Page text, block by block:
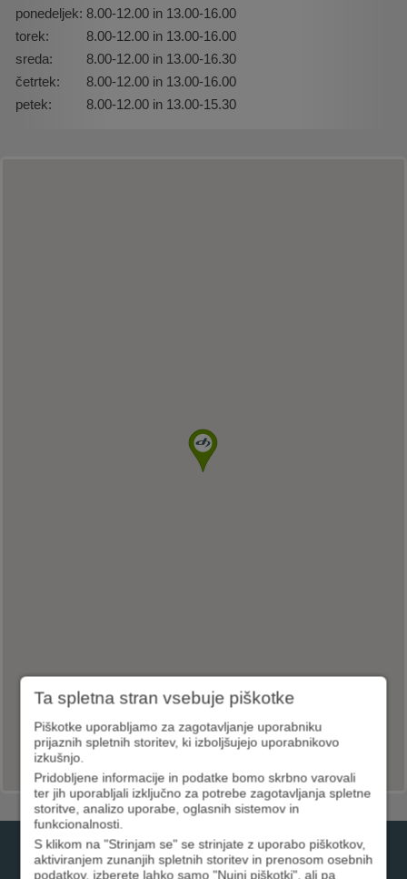
ponedeljek: 8.00-12.00 in 13.00-16.00
torek:
8.00-12.00 in 13.00-16.00
sreda:
8.00-12.00 in 13.00-16.30
četrtek:
8.00-12.00 in 13.00-16.00
petek:
8.00-12.00 in 13.00-15.30
01 3000 200
Ta spletna stran vsebuje piškotke
Piškotke uporabljamo za zagotavljanje uporabniku
prijaznih spletnih storitev, ki izboljšujejo uporabnikovo
izkušnjo.
Pridobljene informacije in podatke bomo skrbno varovali
ter jih uporabljali izključno za potrebe zagotavljanja spletne
storitve, analizo uporabe, oglasnih sistemov in
funkcionalnosti.
S klikom na "Strinjam se" se strinjate z uporabo piškotkov,
aktiviranjem zunanjih spletnih storitev in prenosom osebnih
podatkov, izberete lahko samo "Nujni piškotki", ali pa